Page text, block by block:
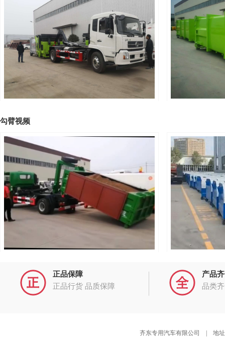
可移动智能压缩站，一站配2箱，带轨道图片
勾臂视频
正品保障
正品行货 品质保障
产品
品类
齐东专用汽车有限公司 | 地